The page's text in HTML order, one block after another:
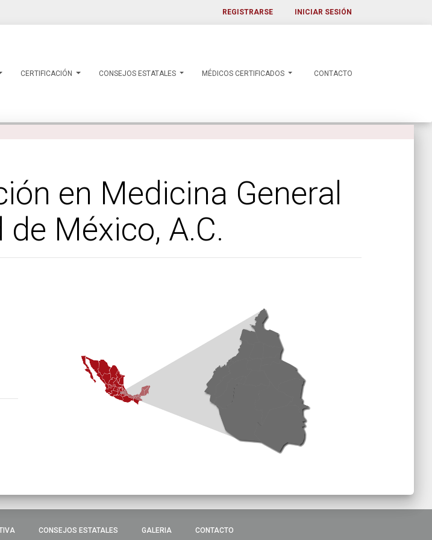
REGISTRARSE INICIAR SESIÓN
CERTIFICACIÓN CONSEJOS ESTATALES MÉDICOS CERTIFICADOS CONTACTO
en Medicina General
México, A.C.
CONSEJOS ESTATALES GALERIA CONTACTO